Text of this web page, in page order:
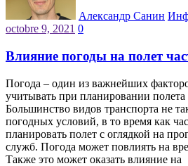
Александр Санин
octobre 9, 2021 0
Влияние погоды на полет
Погода – один из важнейших
учитывать при планировании полета
Большинство видов транспорта не
погодных условий, в то время как
планировать полет с оглядкой на
служб. Погода может повлиять на
Также это может оказать влияние на